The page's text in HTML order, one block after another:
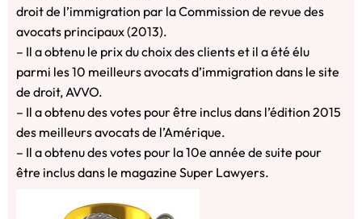
droit de l’immigration par la Commission de revue des
avocats principaux (2013).
– Il a obtenu le prix du choix des clients et il a été élu
parmi les 10 meilleurs avocats d’immigration dans le site
de droit, AVVO.
– Il a obtenu des votes pour être inclus dans l’édition 2015
des meilleurs avocats de l’Amérique.
– Il a obtenu des votes pour la 10e année de suite pour
être inclus dans le magazine Super Lawyers.